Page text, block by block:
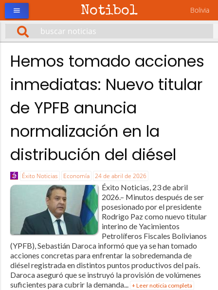
Notibol Bolivia
menu
Hemos tomado acciones
inmediatas: Nuevo titular
de YPFB anuncia
normalización en la
distribución del diésel
Éxito Noticias Economía 24 de abril de 2026
Éxito Noticias, 23 de abril
2026.– Minutos después de ser
posesionado por el presidente
Rodrigo Paz como nuevo titular
interino de Yacimientos
Petrolíferos Fiscales Bolivianos
(YPFB), Sebastián Daroca informó que ya se han tomado
acciones concretas para enfrentar la sobredemanda de
diésel registrada en distintos puntos productivos del país.
Daroca aseguró que se instruyó la provisión de volúmenes
suficientes para cubrir la demanda... + Leer noticia completa